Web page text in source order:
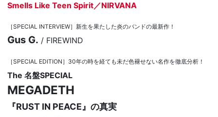
Smells Like Teen Spirit／NIRVANA
［SPECIAL INTERVIEW］新生を果たした炎のバンドの最新作！
Gus G. / FIREWIND
［SPECIAL EDITION］30年の時を経ても未だ色褪せない名作を徹底分析！
The 名盤SPECIAL
MEGADETH
『RUST IN PEACE』の真実